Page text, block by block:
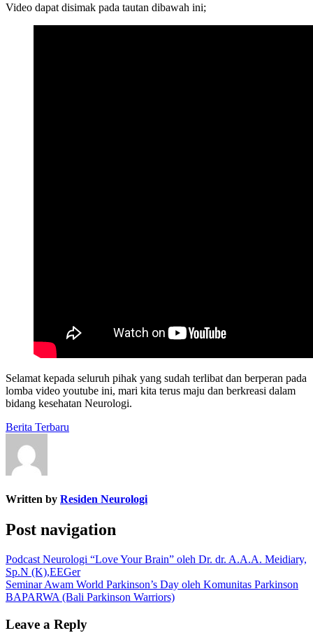
Video dapat disimak pada tautan dibawah ini;
Selamat kepada seluruh pihak yang sudah terlibat dan berperan pada
lomba video youtube ini, mari kita terus maju dan berkreasi dalam
bidang kesehatan Neurologi.
Berita Terbaru
Written by Residen Neurologi
Post navigation
Podcast Neurologi “Love Your Brain” oleh Dr. dr. A.A.A. Meidiary,
Sp.N (K),EEGer
Seminar Awam World Parkinson’s Day oleh Komunitas Parkinson
BAPARWA (Bali Parkinson Warriors)
Leave a Reply